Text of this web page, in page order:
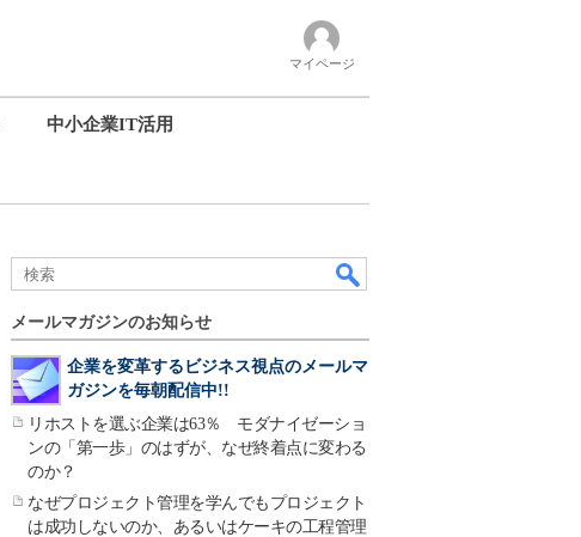
マイページ
中小企業IT活用
メールマガジンのお知らせ
企業を変革するビジネス視点のメールマ
ガジンを毎朝配信中!!
リホストを選ぶ企業は63％ モダナイゼーショ
ンの「第一歩」のはずが、なぜ終着点に変わる
のか？
なぜプロジェクト管理を学んでもプロジェクト
は成功しないのか、あるいはケーキの工程管理